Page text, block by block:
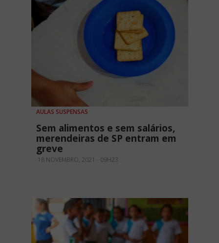
AULAS SUSPENSAS
Sem alimentos e sem salários,
merendeiras de SP entram em
greve
18 NOVEMBRO, 2021 - 09H23